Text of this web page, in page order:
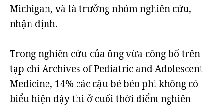
Michigan, và là trưởng nhóm nghiên cứu,
nhận định.
Trong nghiên cứu của ông vừa công bố trên
tạp chí Archives of Pediatric and Adolescent
Medicine, 14% các cậu bé béo phì không có
biểu hiện dậy thì ở cuối thời điểm nghiên